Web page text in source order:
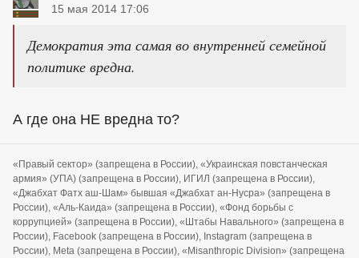
15 мая 2014 17:06
Демократия эта самая во внутренней семейной
политике вредна.
А где она НЕ вредна то?
«Правый сектор» (запрещена в России), «Украинская повстанческая
армия» (УПА) (запрещена в России), ИГИЛ (запрещена в России),
«Джабхат Фатх аш-Шам» бывшая «Джабхат ан-Нусра» (запрещена в
России), «Аль-Каида» (запрещена в России), «Фонд борьбы с
коррупцией» (запрещена в России), «Штабы Навального» (запрещена в
России), Facebook (запрещена в России), Instagram (запрещена в
России), Meta (запрещена в России), «Misanthropic Division» (запрещена